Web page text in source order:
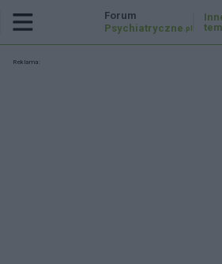
Forum
Psychiatryczne .pl
Reklama: